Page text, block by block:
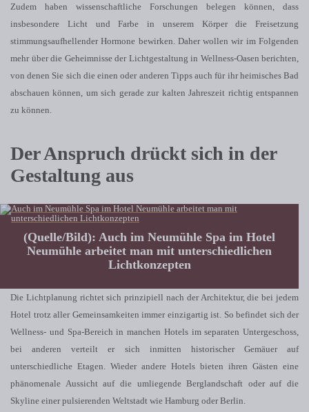
Zudem haben wissenschaftliche Forschungen belegen können, dass
insbesondere Licht und Farbe in unserem Körper die Freisetzung
stimmungsaufhellender Hormone bewirken. Daher wollen wir im Folgenden
mehr über die Geheimnisse der Lichtgestaltung in Wellness-Oasen berichten,
von denen Sie sich die einen oder anderen Tipps auch für ihr heimisches Bad
abschauen können, um sich gerade zur kalten Jahreszeit richtig entspannen
zu können.
Der Anspruch drückt sich in der
Gestaltung aus
(Quelle/Bild): Auch im Neumühle Spa im Hotel
Neumühle arbeitet man mit unterschiedlichen
Lichtkonzepten
Die Lichtplanung richtet sich prinzipiell nach der Architektur, die bei jedem
Hotel trotz aller Gemeinsamkeiten immer einzigartig ist. So befindet sich der
Wellness- und Spa-Bereich in manchen Hotels im separaten Untergeschoss,
bei anderen verteilt er sich inmitten historischer Gemäuer auf
unterschiedliche Etagen. Wieder andere Hotels bieten ihren Gästen eine
phänomenale Aussicht auf die umliegende Berglandschaft oder auf die
Skyline einer pulsierenden Weltstadt wie Hamburg oder Berlin.